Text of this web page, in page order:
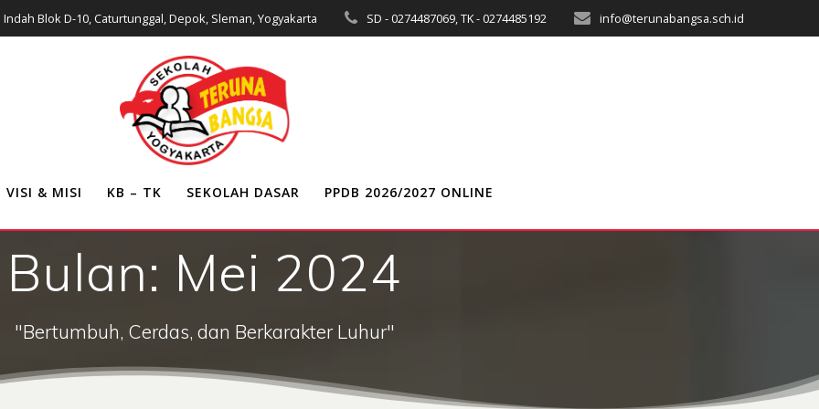
Indah Blok D-10, Caturtunggal, Depok, Sleman, Yogyakarta SD - 0274487069, TK - 0274485192 info@terunabangsa.sch.id
VISI & MISI KB – TK SEKOLAH DASAR PPDB 2026/2027 ONLINE
Bulan: Mei 2024
"Bertumbuh, Cerdas, dan Berkarakter Luhur"